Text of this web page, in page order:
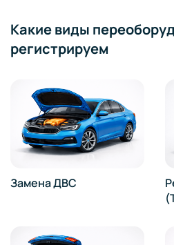
Какие виды
регистрируем
Замена ДВС